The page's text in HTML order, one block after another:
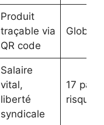
Produit
traçable via
QR code
Global
Salaire
vital,
liberté
syndicale
17 pays
risque